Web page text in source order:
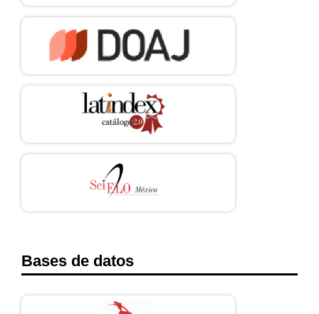
Bases de datos